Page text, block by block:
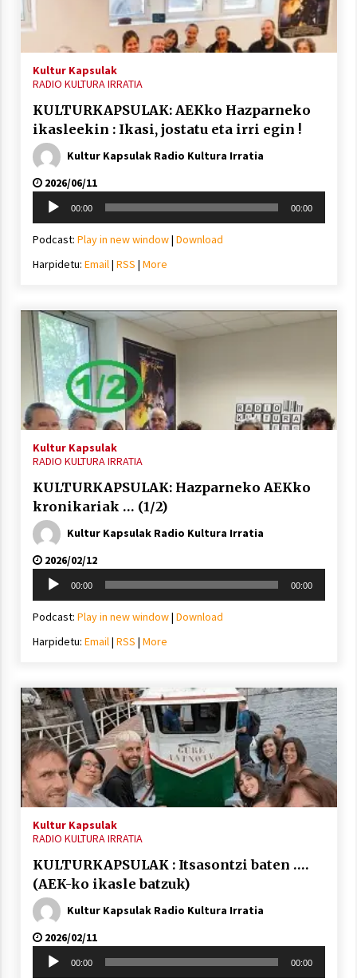
inguruko tailerraren audioa
2021/11/25
Mahai-ingurua: irratia, podcastak
eta ondoren zer?
2021/11/11
Arrosa sareko IX. topaketak!
2021/10/13
IX. topaketak
2021/10/04
Segura irratian Arrosaren 20 urteez
Berria egunkarian elkarrizketa
2021/07/06
Hala Bedi irratiko Hizpidea saioan
2021/07/03
Kultur Kapsulak
RADIO KULTURA IRRATIA
KULTURKAPSULAK: AEKko Hazparneko
ikasleekin : Ikasi, jostatu eta irri egin !
Kultur Kapsulak Radio Kultura Irratia
2026/06/11
Soinu
erreproduzigailua
00:00 00:00
Podcast: Play in new window| Download
Harpidetu: Email| RSS | More
Kultur Kapsulak
RADIO KULTURA IRRATIA
KULTURKAPSULAK: Hazparneko AEKko
kronikariak … (1/2)
Kultur Kapsulak Radio Kultura Irratia
2026/02/12
Soinu
erreproduzigailua
00:00 00:00
Podcast: Play in new window| Download
Harpidetu: Email| RSS | More
Kultur Kapsulak
RADIO KULTURA IRRATIA
KULTURKAPSULAK : Itsasontzi baten ….
(AEK-ko ikasle batzuk)
Kultur Kapsulak Radio Kultura Irratia
2026/02/11
Soinu
erreproduzigailua
00:00 00:00